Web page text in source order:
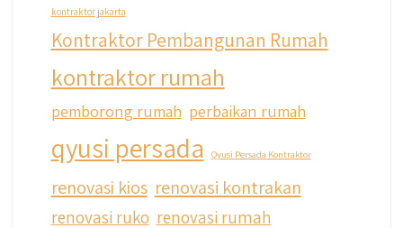
kontraktor jakarta
Kontraktor Pembangunan Rumah
kontraktor rumah
pemborong rumah perbaikan rumah
qyusi persada Qyusi Persada Kontraktor
renovasi kios renovasi kontrakan
renovasi ruko renovasi rumah